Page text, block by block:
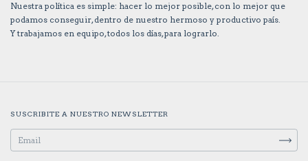
Nuestra política es simple: hacer lo mejor posible, con lo mejor que
podamos conseguir, dentro de nuestro hermoso y productivo país.
Y trabajamos en equipo, todos los días, para lograrlo.
SUSCRIBITE A NUESTRO NEWSLETTER